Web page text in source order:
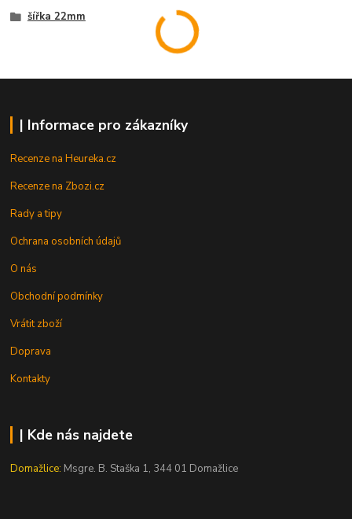
šířka 22mm
| Informace pro zákazníky
Recenze na Heureka.cz
Recenze na Zbozi.cz
Rady a tipy
Ochrana osobních údajů
O nás
Obchodní podmínky
Vrátit zboží
Doprava
Kontakty
| Kde nás najdete
Domažlice: Msgre. B. Staška 1, 344 01 Domažlice